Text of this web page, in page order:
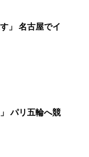
」 名古屋でイ
パリ五輪へ競